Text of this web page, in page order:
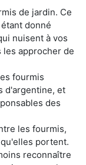
de jardin. Ce
donné
nuisent à vos
les approcher de
fourmis
d'argentine, et
des
les fourmis,
portent.
reconnaître